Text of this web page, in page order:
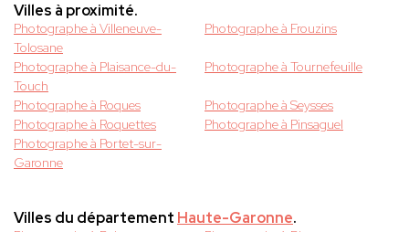
Villes à proximité.
Photographe à Villeneuve-
Tolosane
Photographe à Frouzins
Photographe à Plaisance-du-
Touch
Photographe à Tournefeuille
Photographe à Roques
Photographe à Seysses
Photographe à Roquettes
Photographe à Pinsaguel
Photographe à Portet-sur-
Garonne
Villes du département Haute-Garonne.